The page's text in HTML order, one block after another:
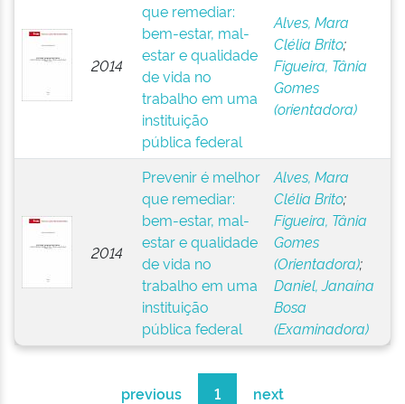
2014
que remediar:
bem-estar, mal-
estar e qualidade
de vida no
trabalho em uma
instituição
pública federal
Alves, Mara
Clélia Brito;
Figueira, Tânia
Gomes
(orientadora)
2014
Prevenir é melhor
que remediar:
bem-estar, mal-
estar e qualidade
de vida no
trabalho em uma
instituição
pública federal
Alves, Mara
Clélia Brito;
Figueira, Tânia
Gomes
(Orientadora);
Daniel, Janaína
Bosa
(Examinadora)
previous 1 next